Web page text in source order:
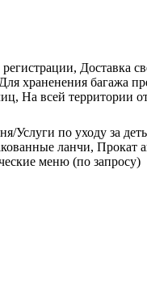
Доставка
храненения багажа
На всей территории
Услуги по уходу за
ланчи,
меню (по запросу)